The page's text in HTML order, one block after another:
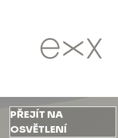
PŘEJÍT NA
OSVĚTLENÍ